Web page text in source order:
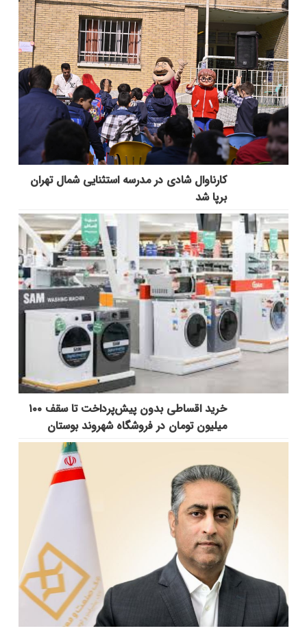
کارناوال شادی در مدرسه استثنایی شمال تهران
برپا شد
خرید اقساطی بدون پیش‌پرداخت تا سقف ۱۰۰
میلیون تومان در فروشگاه شهروند بوستان